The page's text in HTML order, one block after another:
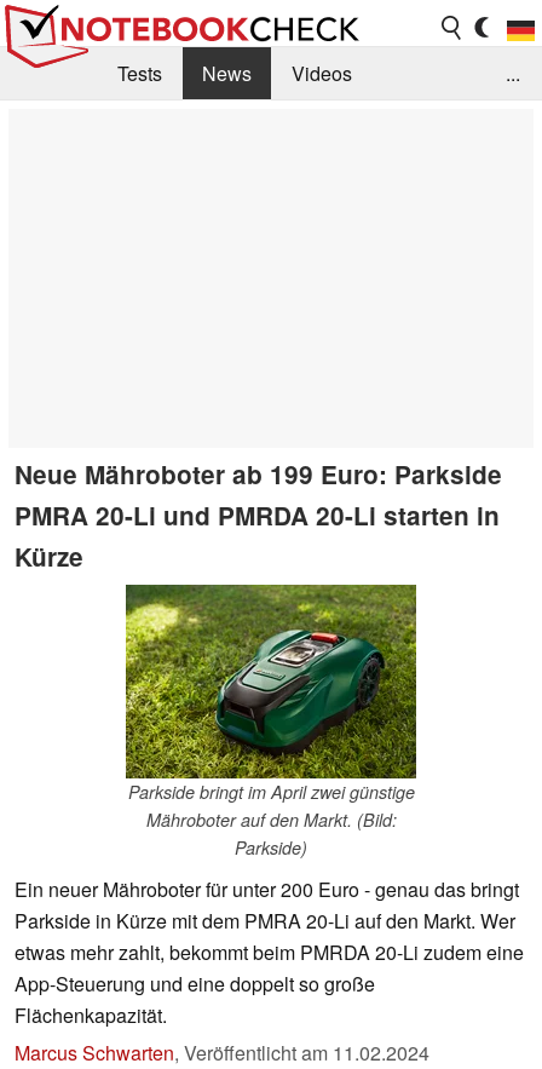
Tests News
Videos
...
Neue Mähroboter ab 199 Euro: Parkside
PMRA 20-Li und PMRDA 20-Li starten in
Kürze
Parkside bringt im April zwei günstige
Mähroboter auf den Markt. (Bild:
Parkside)
Ein neuer Mähroboter für unter 200 Euro - genau das bringt
Parkside in Kürze mit dem PMRA 20-Li auf den Markt. Wer
etwas mehr zahlt, bekommt beim PMRDA 20-Li zudem eine
App-Steuerung und eine doppelt so große
Flächenkapazität.
Marcus Schwarten, Veröffentlicht am 11.02.2024